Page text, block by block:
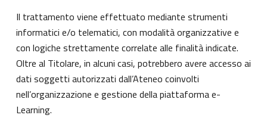
Il trattamento viene effettuato mediante strumenti
informatici e/o telematici, con modalità organizzative e
con logiche strettamente correlate alle finalità indicate.
Oltre al Titolare, in alcuni casi, potrebbero avere accesso ai
dati soggetti autorizzati dall’Ateneo coinvolti
nell’organizzazione e gestione della piattaforma e-
Learning.